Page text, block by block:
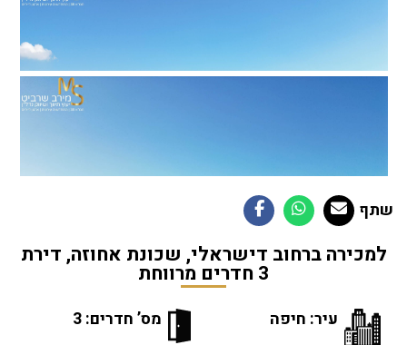
למכירה ברחוב דישראלי, שכונת אחוזה, דירת
3 חדרים מרווחת
עיר: חיפה מס’ חדרים: 3
שתף